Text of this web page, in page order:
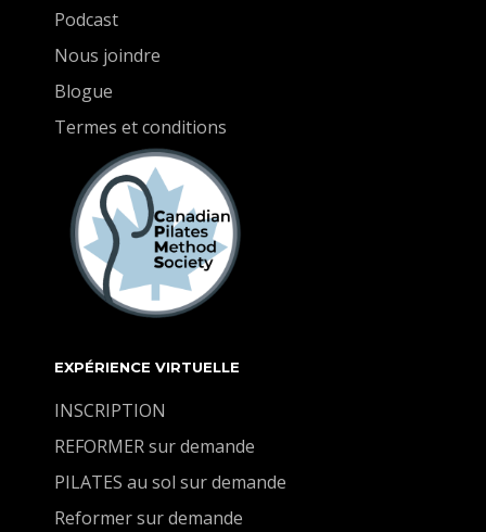
Podcast
Nous joindre
Blogue
Termes et conditions
EXPÉRIENCE VIRTUELLE
INSCRIPTION
REFORMER sur demande
PILATES au sol sur demande
Reformer sur demande